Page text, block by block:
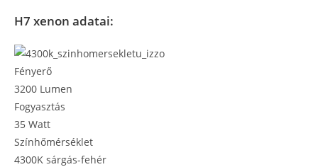
H7 xenon adatai:
Fényerő
3200 Lumen
Fogyasztás
35 Watt
Színhőmérséklet
4300K sárgás-fehér